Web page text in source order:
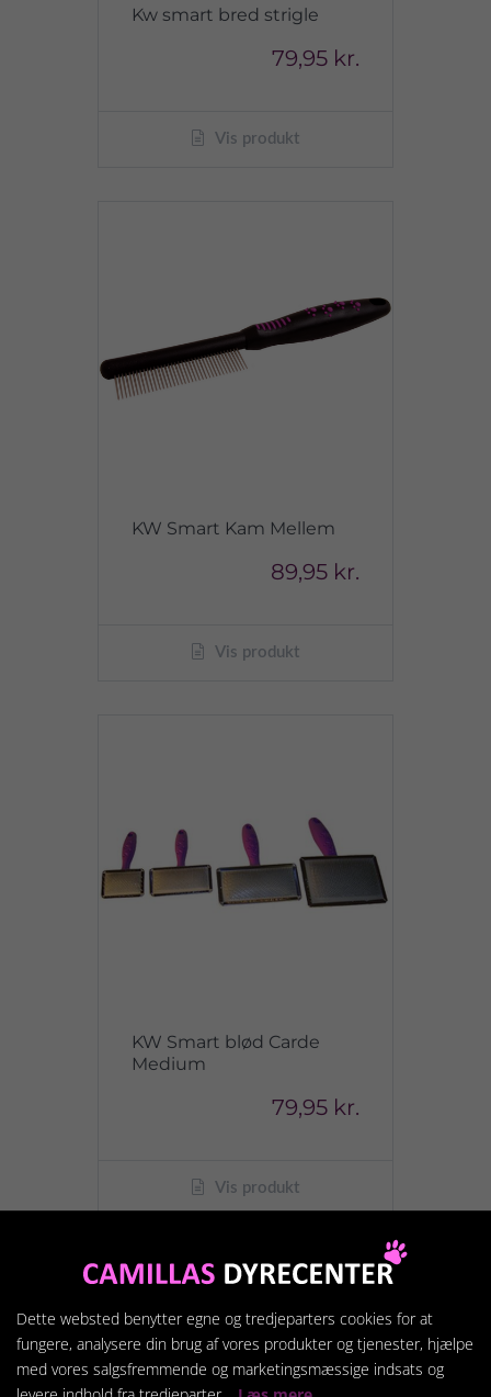
Kw smart bred strigle
79,95 kr.
Vis produkt
KW Smart Kam Mellem
89,95 kr.
Vis produkt
KW Smart blød Carde
Medium
79,95 kr.
Vis produkt
Dette websted benytter egne og tredjeparters cookies for at
fungere, analysere din brug af vores produkter og tjenester, hjælpe
med vores salgsfremmende og marketingsmæssige indsats og